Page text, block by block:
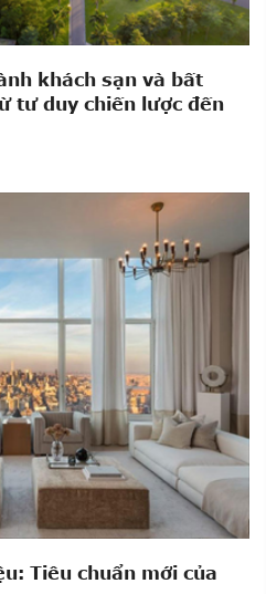
khách sạn và bất
tư duy chiến lược đến
Tiêu chuẩn mới của